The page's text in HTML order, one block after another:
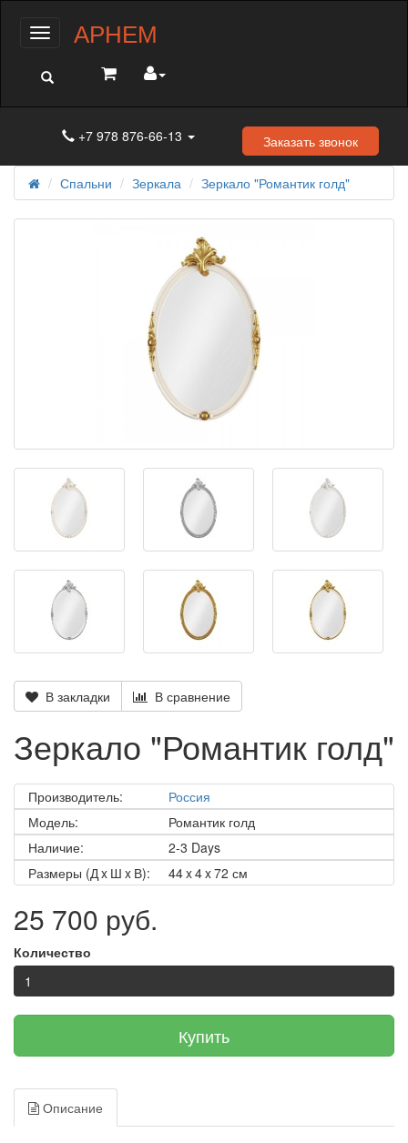
МенюАРНЕМ
+7 978 876-66-13 Заказать звонок
Спальни Зеркала Зеркало "Романтик голд"
В закладки В сравнение
Зеркало "Романтик голд"
Производитель:
Россия
Модель:
Романтик голд
Наличие:
2-3 Days
Размеры (Д x Ш x В):
44 x 4 x 72 см
25 700 руб.
Количество
Купить
Описание